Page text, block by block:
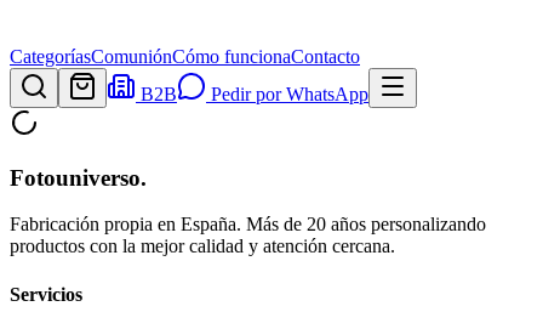
CategoríasComuniónCómo funcionaContacto
B2B
Pedir por WhatsApp
Fotouniverso.
Fabricación propia en España. Más de 20 años personalizando
productos con la mejor calidad y atención cercana.
Servicios